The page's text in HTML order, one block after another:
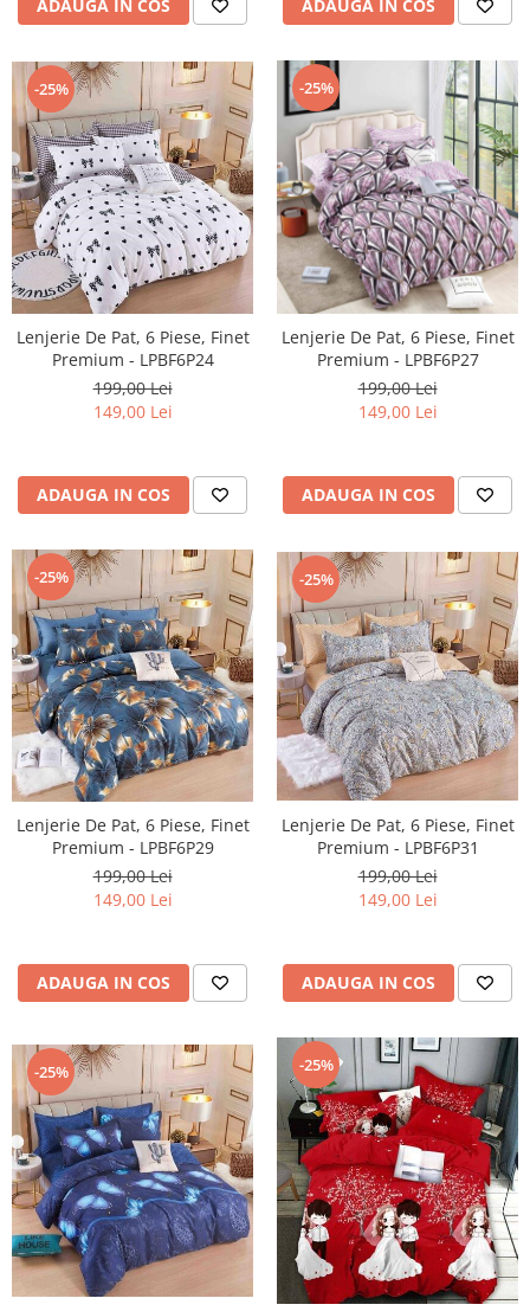
ADAUGA IN COS ADAUGA IN COS
-25%
Lenjerie De Pat, 6 Piese, Finet
Premium - LPBF6P24
199,00 Lei
149,00 Lei
ADAUGA IN COS
-25%
Lenjerie De Pat, 6 Piese, Finet
Premium - LPBF6P27
199,00 Lei
149,00 Lei
ADAUGA IN COS
-25%
Lenjerie De Pat, 6 Piese, Finet
Premium - LPBF6P29
199,00 Lei
149,00 Lei
ADAUGA IN COS
-25%
Lenjerie De Pat, 6 Piese, Finet
Premium - LPBF6P31
199,00 Lei
149,00 Lei
ADAUGA IN COS
-25% -25%